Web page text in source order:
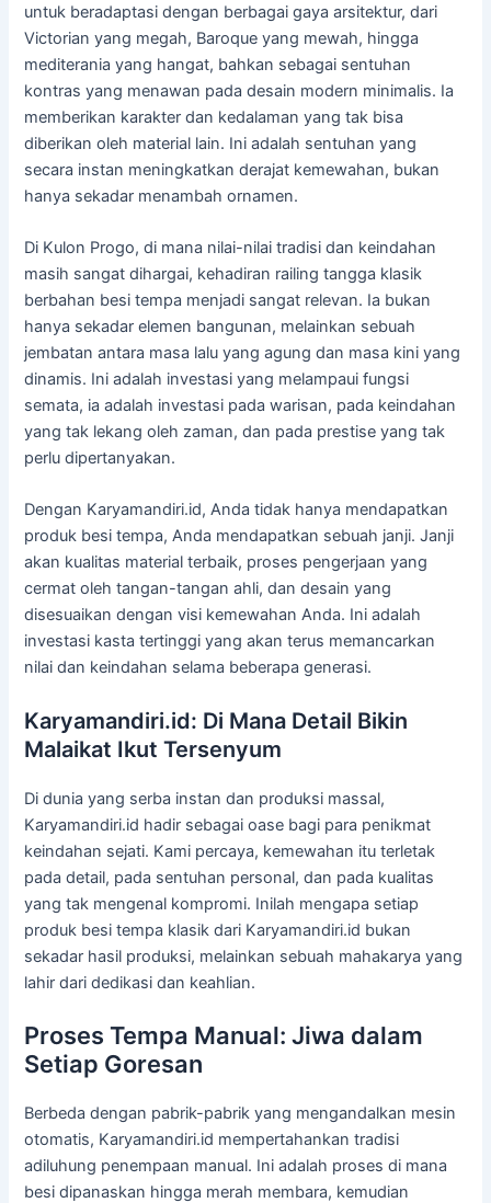
untuk beradaptasi dengan berbagai gaya arsitektur, dari
Victorian yang megah, Baroque yang mewah, hingga
mediterania yang hangat, bahkan sebagai sentuhan
kontras yang menawan pada desain modern minimalis. Ia
memberikan karakter dan kedalaman yang tak bisa
diberikan oleh material lain. Ini adalah sentuhan yang
secara instan meningkatkan derajat kemewahan, bukan
hanya sekadar menambah ornamen.
Di Kulon Progo, di mana nilai-nilai tradisi dan keindahan
masih sangat dihargai, kehadiran railing tangga klasik
berbahan besi tempa menjadi sangat relevan. Ia bukan
hanya sekadar elemen bangunan, melainkan sebuah
jembatan antara masa lalu yang agung dan masa kini yang
dinamis. Ini adalah investasi yang melampaui fungsi
semata, ia adalah investasi pada warisan, pada keindahan
yang tak lekang oleh zaman, dan pada prestise yang tak
perlu dipertanyakan.
Dengan Karyamandiri.id, Anda tidak hanya mendapatkan
produk besi tempa, Anda mendapatkan sebuah janji. Janji
akan kualitas material terbaik, proses pengerjaan yang
cermat oleh tangan-tangan ahli, dan desain yang
disesuaikan dengan visi kemewahan Anda. Ini adalah
investasi kasta tertinggi yang akan terus memancarkan
nilai dan keindahan selama beberapa generasi.
Karyamandiri.id: Di Mana Detail Bikin
Malaikat Ikut Tersenyum
Di dunia yang serba instan dan produksi massal,
Karyamandiri.id hadir sebagai oase bagi para penikmat
keindahan sejati. Kami percaya, kemewahan itu terletak
pada detail, pada sentuhan personal, dan pada kualitas
yang tak mengenal kompromi. Inilah mengapa setiap
produk besi tempa klasik dari Karyamandiri.id bukan
sekadar hasil produksi, melainkan sebuah mahakarya yang
lahir dari dedikasi dan keahlian.
Proses Tempa Manual: Jiwa dalam
Setiap Goresan
Berbeda dengan pabrik-pabrik yang mengandalkan mesin
otomatis, Karyamandiri.id mempertahankan tradisi
adiluhung penempaan manual. Ini adalah proses di mana
besi dipanaskan hingga merah membara, kemudian